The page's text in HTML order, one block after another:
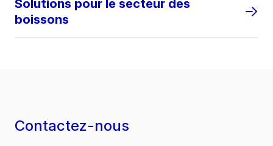
Solutions pour le secteur des
boissons
Contactez-nous